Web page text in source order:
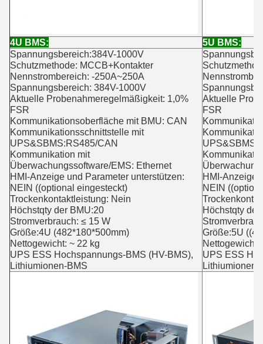
4U BMS:
5U BMS:
Spannungsbereich:384V-1000V
Schutzmethode: MCCB+Kontakter
Nennstrombereich: -250A~250A
Spannungsbereich: 384V-1000V
Aktuelle Probenahmeregelmäßigkeit: 1,0%
FSR
Kommunikationsoberfläche mit BMU: CAN
Kommunikationsschnittstelle mit
UPS&SBMS:RS485/CAN
Kommunikation mit
Überwachungssoftware/EMS: Ethernet
HMI-Anzeige und Parameter unterstützen:
NEIN ((optional eingesteckt)
Trockenkontaktleistung: Nein
Höchstqty der BMU:20
Stromverbrauch: ≤ 15 W
Größe:4U (482*180*500mm)
Nettogewicht: ~ 22 kg
UPS ESS Hochspannungs-BMS (HV-BMS),
Lithiumionen-BMS
Aktuelle
FSR
HMI-Anzeige
NEIN
Höchstqty der
Größe:5U
Nettogewicht:
UPS ESS
Lithiumionen-